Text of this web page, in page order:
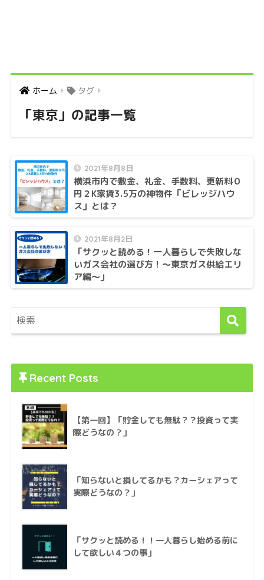
ホーム タグ
「東京」の記事一覧
2021年8月8日
横浜市内で敷金、礼金、手数料、更新料０
円２K家賃3.5万の神物件「ビレッジハウ
ス」とは？
2021年8月2日
「サクッと読める！一人暮らしで失敗しな
いガス会社の選び方！〜東京ガス供給エリ
ア編〜」
Recent Posts
【第一回】「貯金しても無駄？？投資って実
際どうなの？」
「知らないと損してるかも？カーシェアって
実際どうなの？」
「サクッと読める！！一人暮らし始める前に
して欲しい４つの事」